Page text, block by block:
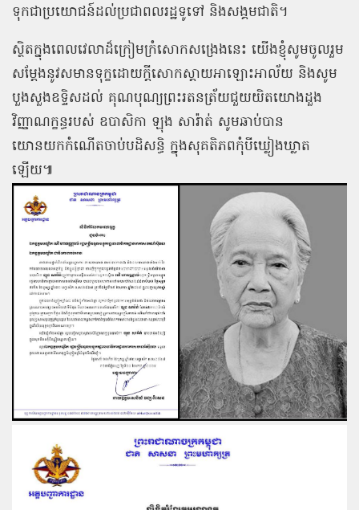
ទុកជាប្រយោជន៍ដល់ប្រជាពលរដ្ឋទូទៅ និងសង្គមជាតិ។
ស្ថិតក្នុងពេលវេលាដ៏ក្រៀមក្រំសោកសង្រេងនេះ យើងខ្ញុំសូមចូលរួម
សម្ដែងនូវសមានទុក្ខដោយក្តីសោកស្តាយអាឡោះអាល័យ និងសូម
បួងសួងឧទ្ទិសដល់ គុណបុណ្យព្រះរតនត្រ័យជួយយិតយោងដួង
វិញ្ញាណក្ខន្ធរបស់ ឧបាសិកា ឡុង សារ៉ាត់ សូមឆាប់បាន
យោនយកកំណើតចាប់បដិសន្ធិ ក្នុងសុគតិភពកុំបីឃ្លៀងឃ្លាត
ឡើយ៕